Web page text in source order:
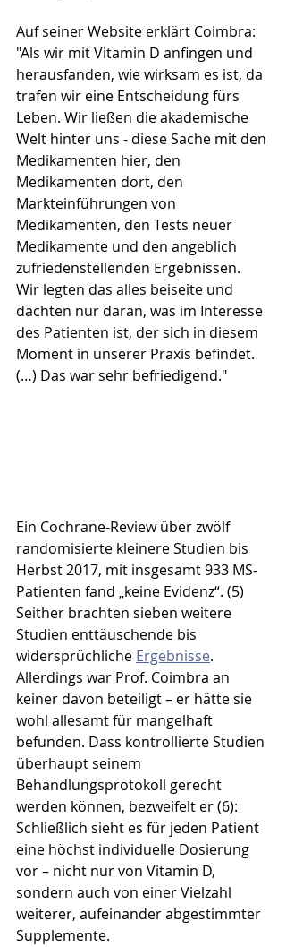
Auf seiner Website erklärt Coimbra:
"Als wir mit Vitamin D anfingen und
herausfanden, wie wirksam es ist, da
trafen wir eine Entscheidung fürs
Leben. Wir ließen die akademische
Welt hinter uns - diese Sache mit den
Medikamenten hier, den
Medikamenten dort, den
Markteinführungen von
Medikamenten, den Tests neuer
Medikamente und den angeblich
zufriedenstellenden Ergebnissen.
Wir legten das alles beiseite und
dachten nur daran, was im Interesse
des Patienten ist, der sich in diesem
Moment in unserer Praxis befindet.
(…) Das war sehr befriedigend."
Ein Cochrane-Review über zwölf
randomisierte kleinere Studien bis
Herbst 2017, mit insgesamt 933 MS-
Patienten fand „keine Evidenz“. (5)
Seither brachten sieben weitere
Studien enttäuschende bis
widersprüchliche Ergebnisse.
Allerdings war Prof. Coimbra an
keiner davon beteiligt – er hätte sie
wohl allesamt für mangelhaft
befunden. Dass kontrollierte Studien
überhaupt seinem
Behandlungsprotokoll gerecht
werden können, bezweifelt er (6):
Schließlich sieht es für jeden Patient
eine höchst individuelle Dosierung
vor – nicht nur von Vitamin D,
sondern auch von einer Vielzahl
weiterer, aufeinander abgestimmter
Supplemente.